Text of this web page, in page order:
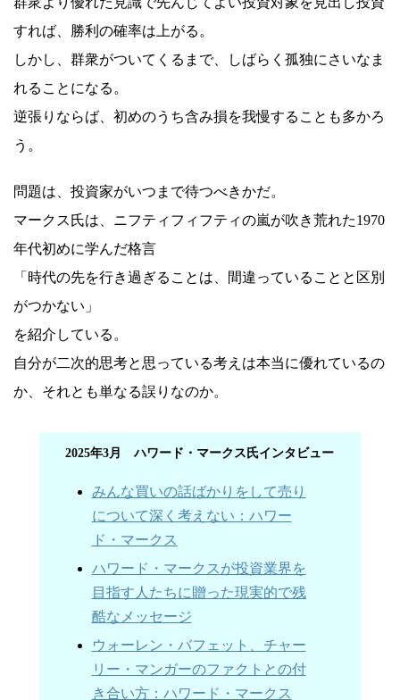
すれば、勝利の確率は上がる。
しかし、群衆がついてくるまで、しばらく孤独にさいなま
れることになる。
逆張りならば、初めのうち含み損を我慢することも多かろ
う。
問題は、投資家がいつまで待つべきかだ。
マークス氏は、ニフティフィフティの嵐が吹き荒れた1970
年代初めに学んだ格言
「時代の先を行き過ぎることは、間違っていることと区別
がつかない」
を紹介している。
自分が二次的思考と思っている考えは本当に優れているの
か、それとも単なる誤りなのか。
2025年3月 ハワード・マークス氏インタビュー
みんな買いの話ばかりをして売り
について深く考えない：ハワー
ド・マークス
ハワード・マークスが投資業界を
目指す人たちに贈った現実的で残
酷なメッセージ
ウォーレン・バフェット、チャー
リー・マンガーのファクトとの付
き合い方：ハワード・マークス